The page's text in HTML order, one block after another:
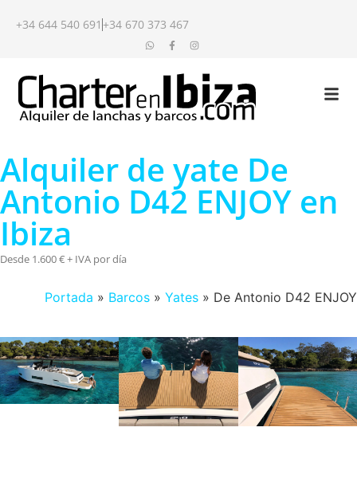
+34 644 540 691 +34 670 373 467
Alquiler de yate De
Antonio D42 ENJOY en
Ibiza
Desde 1.600 € + IVA por día
Portada » Barcos » Yates » De Antonio D42 ENJOY